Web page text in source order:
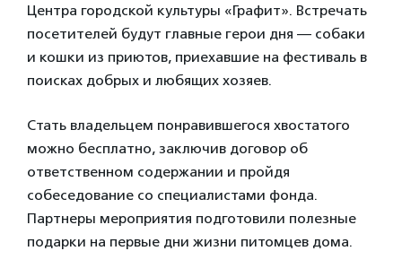
Центра городской культуры «Графит». Встречать
посетителей будут главные герои дня — собаки
и кошки из приютов, приехавшие на фестиваль в
поисках добрых и любящих хозяев.
Стать владельцем понравившегося хвостатого
можно бесплатно, заключив договор об
ответственном содержании и пройдя
собеседование со специалистами фонда.
Партнеры мероприятия подготовили полезные
подарки на первые дни жизни питомцев дома.